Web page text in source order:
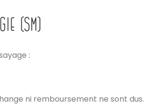
(SM)
:
ni remboursement ne sont dus.